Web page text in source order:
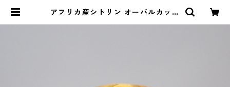
アフリカ産シトリン オーバルカット